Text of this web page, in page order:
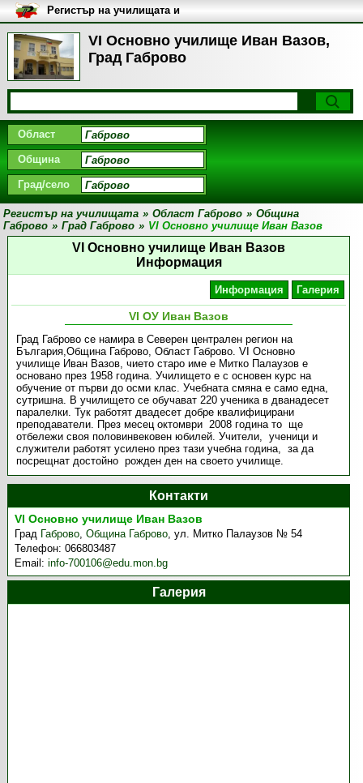
VI Основно училище Иван Вазов,
Град Габрово
Регистър на училищата и
университетите в България
Област
Община
Град/село
Регистър на училищата » Област Габрово » Община
Габрово » Град Габрово » VI Основно училище Иван Вазов
VI Основно училище Иван Вазов
Информация
Информация Галерия
VІ ОУ Иван Вазов
Град Габрово се намира в Северен централен регион на
България,Община Габрово, Област Габрово. VІ Основно
училище Иван Вазов, чието старо име е Митко Палаузов е
основано през 1958 година. Училището е с основен курс на
обучение от първи до осми клас. Учебната смяна е само една,
сутришна. В училището се обучават 220 ученика в дванадесет
паралелки. Тук работят двадесет добре квалифицирани
преподаватели. През месец октомври 2008 година то ще
отбележи своя половинвековен юбилей. Учители, ученици и
служители работят усилено през тази учебна година, за да
посрещнат достойно рожден ден на своето училище.
Контакти
VI Основно училище Иван Вазов
Град Габрово,Община Габрово,ул. Митко Палаузов № 54
Телефон:066803487
Email:info-700106@edu.mon.bg
Галерия